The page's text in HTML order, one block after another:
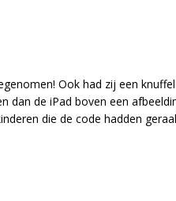
Ook had zij een
de iPad boven een
die de code hadden